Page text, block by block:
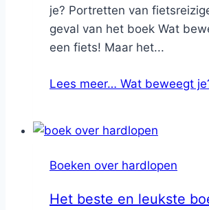
je? Portretten van
geval van het boek Wat
een fiets! Maar het...
Lees meer… Wat beweegt
Boeken over hardlopen
Het beste en leukste